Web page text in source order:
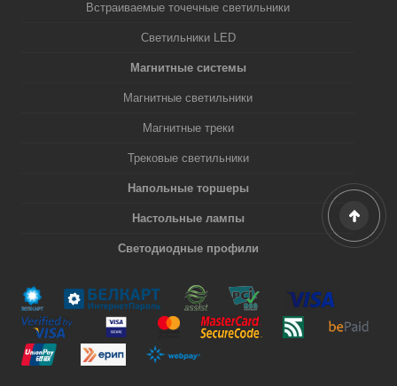
Встраиваемые точечные светильники
Светильники LED
Магнитные системы
Магнитные светильники
Магнитные треки
Трековые светильники
Напольные торшеры
Настольные лампы
Светодиодные профили